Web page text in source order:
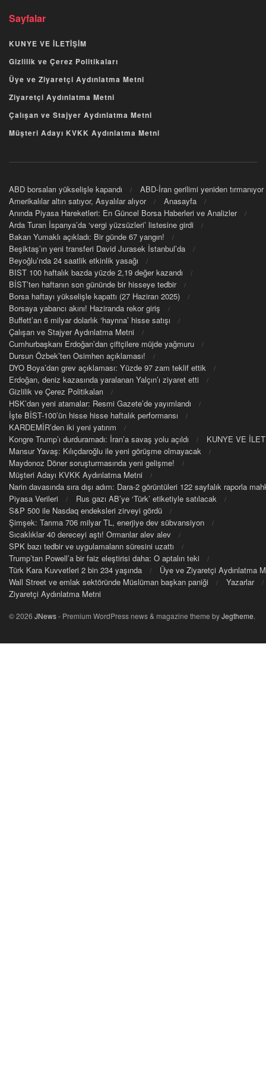
Sayfalar
KUNYE VE İLETİŞİM
Gizlilik ve Çerez Politikaları
Üye ve Ziyaretçi Aydınlatma Metni
Ziyaretçi Aydınlatma Metni
Çalışan ve Stajyer Aydınlatma Metni
Müşteri Adayı KVKK Aydınlatma Metni
ABD borsaları yükselişle kapandı
ABD-İran gerilimi yeniden tırmanıyor
Amerikalılar altın satıyor, Asyalılar alıyor
Anasayfa
Anında Piyasa Hareketleri: En Güncel Borsa Haberleri ve Analizler
Arda Turan İspanya’da ‘vergi yüzsüzleri’ listesine girdi
Bakan Yumaklı açıkladı: Bir günde 67 yangın!
Beşiktaş’ın yeni transferi David Jurasek İstanbul’da
Beyoğlu’nda 24 saatlik etkinlik yasağı
BIST 100 haftalık bazda yüzde 2,19 değer kazandı
BİST’ten haftanın son gününde bir hisseye tedbir
Borsa haftayı yükselişle kapattı (27 Haziran 2025)
Borsaya yabancı akını! Haziranda rekor giriş
Buffett’an 6 milyar dolarlık ‘hayrına’ hisse satışı
Çalışan ve Stajyer Aydınlatma Metni
Cumhurbaşkanı Erdoğan’dan çiftçilere müjde yağmuru
Dursun Özbek’ten Osimhen açıklaması!
DYO Boya’dan grev açıklaması: Yüzde 97 zam teklif ettik
Erdoğan, deniz kazasında yaralanan Yalçın’ı ziyaret etti
Gizlilik ve Çerez Politikaları
HSK’dan yeni atamalar: Resmi Gazete’de yayımlandı
İşte BİST-100’ün hisse hisse haftalık performansı
KARDEMİR’den iki yeni yatırım
Kongre Trump’ı durduramadı: İran’a savaş yolu açıldı
KUNYE VE
Mansur Yavaş: Kılıçdaroğlu ile yeni görüşme olmayacak
Maydonoz Döner soruşturmasında yeni gelişme!
Müşteri Adayı KVKK Aydınlatma Metni
Narin davasında sıra dışı adım: Dara-2 görüntüleri 122 sayfalık raporla
Piyasa Verileri
Rus gazı AB’ye ‘Türk’ etiketiyle satılacak
S&P 500 ile Nasdaq endeksleri zirveyi gördü
Şimşek: Tarıma 706 milyar TL, enerjiye dev sübvansiyon
Sıcaklıklar 40 dereceyi aştı! Ormanlar alev alev
SPK bazı tedbir ve uygulamaların süresini uzattı
Trump’tan Powell’a bir faiz eleştirisi daha: O aptalın teki
Türk Kara Kuvvetleri 2 bin 234 yaşında
Üye ve Ziyaretçi Aydınlatma
Wall Street ve emlak sektöründe Müslüman başkan paniği
Yazarlar
Ziyaretçi Aydınlatma Metni
© 2026 JNews- Premium WordPress news & magazine theme byJegtheme.